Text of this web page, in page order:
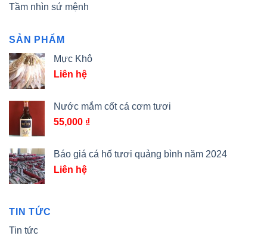
Tầm nhìn sứ mệnh
SẢN PHẨM
Mực Khô
Liên hệ
Nước mắm cốt cá cơm tươi
55,000 ₫
Báo giá cá hố tươi quảng bình năm 2024
Liên hệ
TIN TỨC
Tin tức